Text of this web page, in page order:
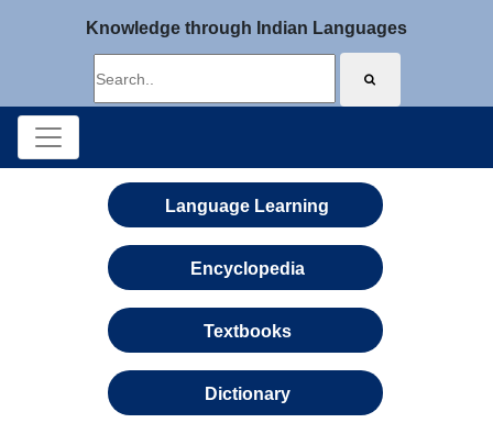
Knowledge through Indian Languages
Language Learning
Encyclopedia
Textbooks
Dictionary